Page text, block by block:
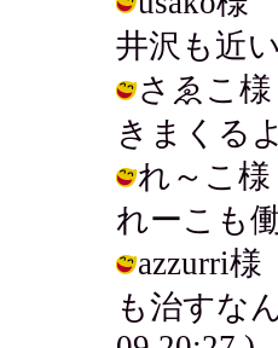
井沢も近
さゑこ
きまくる
れ～こ
れーこも
azzurri
も治すな